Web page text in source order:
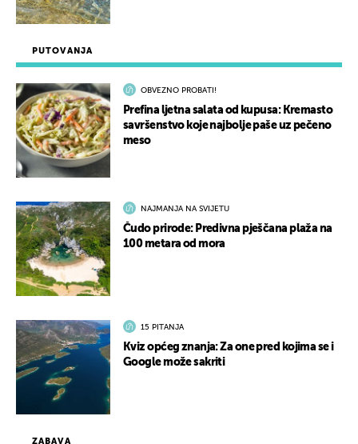
ZABAVA
PUTOVANJA
OBVEZNO PROBATI!
Prefina ljetna salata od kupusa: Kremasto
savršenstvo koje najbolje paše uz pečeno
meso
NAJMANJA NA SVIJETU
Čudo prirode: Predivna pješčana plaža na
100 metara od mora
15 PITANJA
Kviz općeg znanja: Za one pred kojima se i
Google može sakriti